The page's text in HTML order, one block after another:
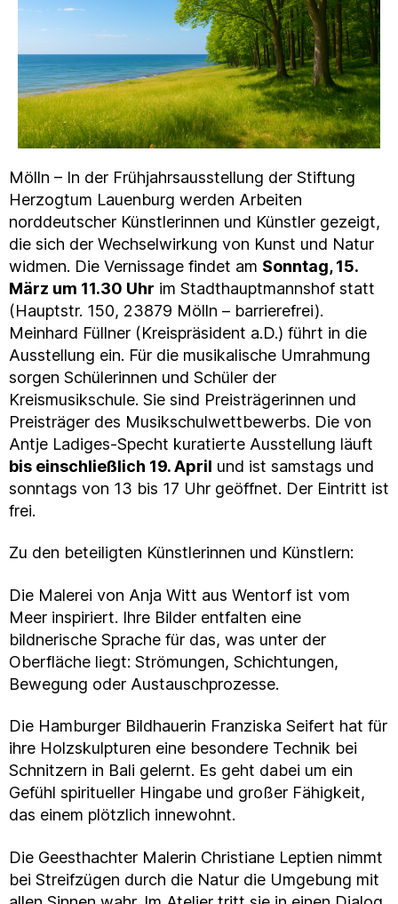
Mölln – In der Frühjahrsausstellung der Stiftung
Herzogtum Lauenburg werden Arbeiten
norddeutscher Künstlerinnen und Künstler gezeigt,
die sich der Wechselwirkung von Kunst und Natur
widmen. Die Vernissage findet am Sonntag, 15.
März um 11.30 Uhr im Stadthauptmannshof statt
(Hauptstr. 150, 23879 Mölln – barrierefrei).
Meinhard Füllner (Kreispräsident a.D.) führt in die
Ausstellung ein. Für die musikalische Umrahmung
sorgen Schülerinnen und Schüler der
Kreismusikschule. Sie sind Preisträgerinnen und
Preisträger des Musikschulwettbewerbs. Die von
Antje Ladiges-Specht kuratierte Ausstellung läuft
bis einschließlich 19. April und ist samstags und
sonntags von 13 bis 17 Uhr geöffnet. Der Eintritt ist
frei.
Zu den beteiligten Künstlerinnen und Künstlern:
Die Malerei von Anja Witt aus Wentorf ist vom
Meer inspiriert. Ihre Bilder entfalten eine
bildnerische Sprache für das, was unter der
Oberfläche liegt: Strömungen, Schichtungen,
Bewegung oder Austauschprozesse.
Die Hamburger Bildhauerin Franziska Seifert hat für
ihre Holzskulpturen eine besondere Technik bei
Schnitzern in Bali gelernt. Es geht dabei um ein
Gefühl spiritueller Hingabe und großer Fähigkeit,
das einem plötzlich innewohnt.
Die Geesthachter Malerin Christiane Leptien nimmt
bei Streifzügen durch die Natur die Umgebung mit